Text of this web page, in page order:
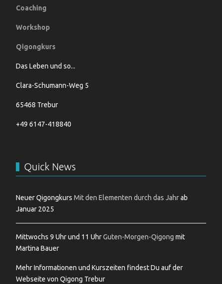
Coaching
Workshop
Qigongkurs
Das Leben und so...
Clara-Schumann-Weg 5
65468 Trebur
+49 6147-418840
Quick News
Neuer Qigongkurs Mit den Elementen durch das Jahrab
Januar 2025
Mittwochs 9 Uhr und 11 UhrGuten-Morgen-Qigong mit
Martina Bauer
Mehr Informationen und Kurszeiten findest Du auf der
Webseite von Qigong Trebur